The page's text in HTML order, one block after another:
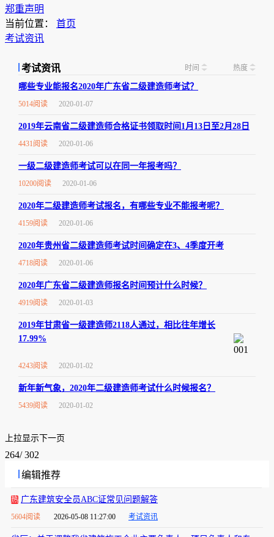
郑重声明
当前位置：
首页
考试资讯
考试资讯 时间 热度
哪些专业能报名2020年广东省二级建造师考试？
5014阅读 2020-01-07
2019年云南省二级建造师合格证书领取时间1月13日至2月28日
4431阅读 2020-01-06
一级二级建造师考试可以在同一年报考吗？
10200阅读 2020-01-06
2020年二级建造师考试报名，有哪些专业不能报考呢？
4159阅读 2020-01-06
2020年贵州省二级建造师考试时间确定在3、4季度开考
4718阅读 2020-01-06
2020年广东省二级建造师报名时间预计什么时候？
4919阅读 2020-01-03
2019年甘肃省一级建造师2118人通过，相比往年增长
17.99%
4243阅读 2020-01-02
新年新气象，2020年二级建造师考试什么时候报名？
5439阅读 2020-01-02
上拉显示下一页
264/302
编辑推荐
热 广东建筑安全员ABC证常见问题解答
5604阅读 2026-05-08 11:27:00 考试资讯